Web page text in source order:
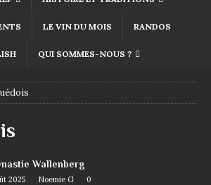
LE VIN DU MOIS RANDOS
QUI SOMMES-NOUS ?
Wallenberg
2025 Noemie G 0